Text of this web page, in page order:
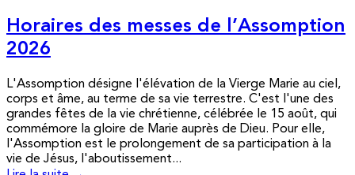
Horaires des messes de l’Assomption
2026
L'Assomption désigne l'élévation de la Vierge Marie au ciel,
corps et âme, au terme de sa vie terrestre. C'est l'une des
grandes fêtes de la vie chrétienne, célébrée le 15 août, qui
commémore la gloire de Marie auprès de Dieu. Pour elle,
l'Assomption est le prolongement de sa participation à la
vie de Jésus, l'aboutissement...